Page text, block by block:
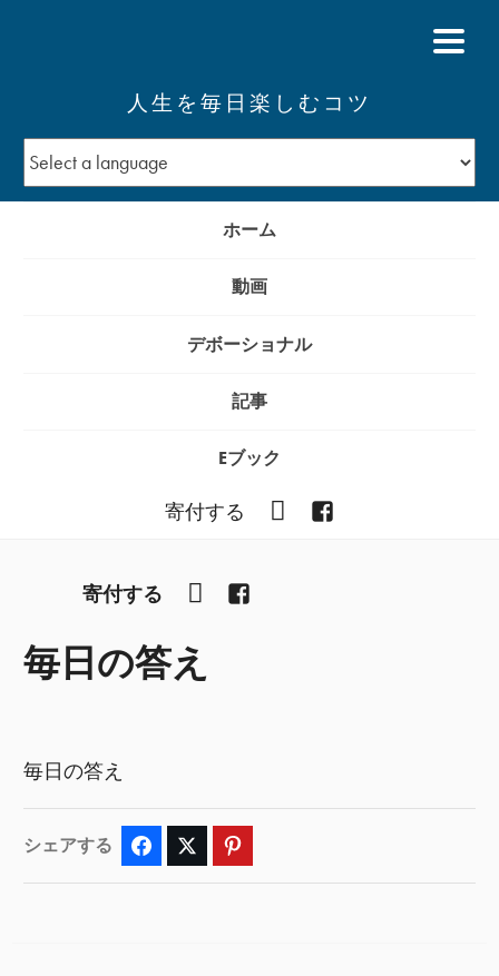
人生を毎日楽しむコツ
ホーム
動画
デボーショナル
記事
Eブック
寄付する YouTubeFacebook
寄付する YouTube
毎日の答え
毎日の答え
シェアする Facebook Twitter